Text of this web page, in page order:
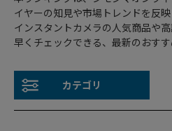
イヤーの知見や市場トレンドを反映
インスタントカメラの人気商品や
早くチェックできる、最新のおすす
カテゴリ